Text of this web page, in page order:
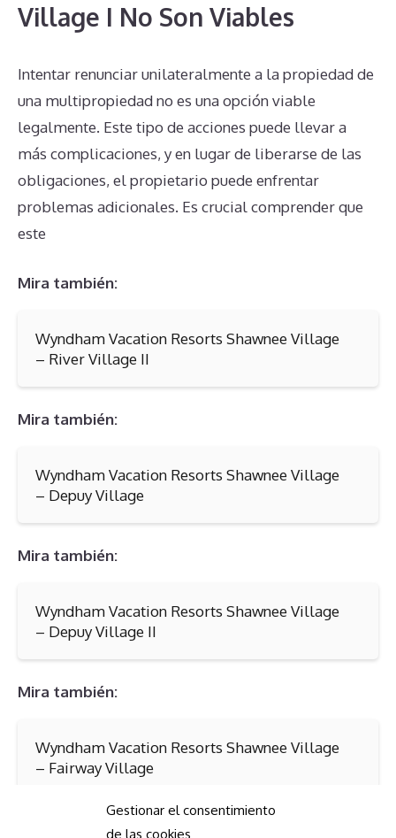
Gestionar el consentimiento
de las cookies
Village I No Son Viables
Intentar renunciar unilateralmente a la propiedad de
una multipropiedad no es una opción viable
legalmente. Este tipo de acciones puede llevar a
más complicaciones, y en lugar de liberarse de las
obligaciones, el propietario puede enfrentar
problemas adicionales. Es crucial comprender que
este
Mira también:
Wyndham Vacation Resorts Shawnee Village
– River Village II
Mira también:
Wyndham Vacation Resorts Shawnee Village
– Depuy Village
Mira también:
Wyndham Vacation Resorts Shawnee Village
– Depuy Village II
Mira también:
Wyndham Vacation Resorts Shawnee Village
– Fairway Village
Descarga la Guía para Afectados